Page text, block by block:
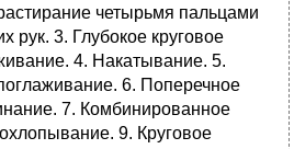
четырьмя пальцами
рук. 3. Глубокое круговое
4. Накатывание. 5.
6. Поперечное
7. Комбинированное
9. Круговое